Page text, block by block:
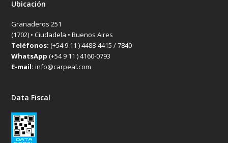
Ubicación
Granaderos 251
(1702) • Ciudadela • Buenos Aires
Teléfonos:(+54 9 11 ) 4488-4415 / 7840
WhatsApp(+54 9 11 ) 4160-0793
E-mail: info@carpeal.com
Data Fiscal